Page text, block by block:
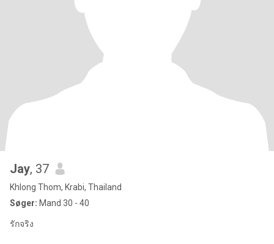
Jay, 37
Khlong Thom, Krabi, Thailand
Søger: Mand 30 - 40
รักจริง